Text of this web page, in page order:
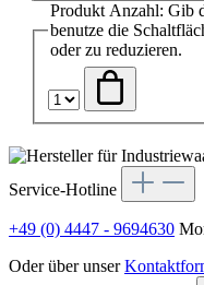
Produkt Anzahl: Gib
benutze die
oder zu reduzieren.
Service-Hotline
+49 (0) 4447 - 9694630
Oder über unser